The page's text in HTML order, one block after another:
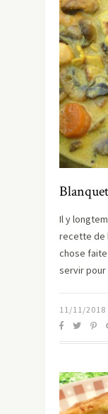
Il y
recette de
chose
servir
11/11/2018